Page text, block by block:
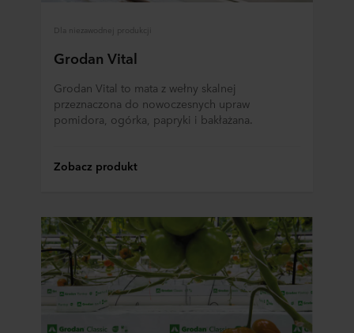
Dla niezawodnej produkcji
Grodan Vital
Grodan Vital to mata z wełny skalnej
przeznaczona do nowoczesnych upraw
pomidora, ogórka, papryki i bakłażana.
Zobacz produkt